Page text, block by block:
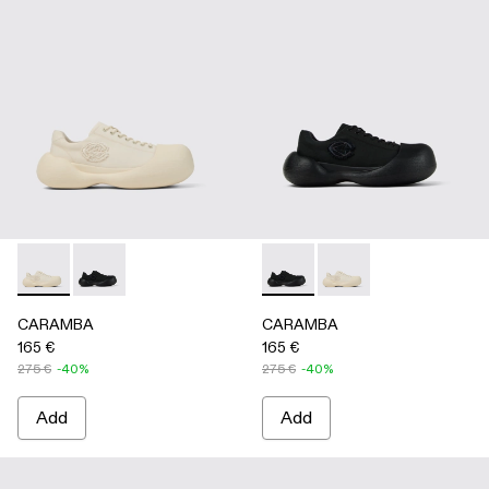
CARAMBA - A500051-002 - WHITE
CARAMBA - A500051-001 - BLACK
CARAMBA
165 €
275 € -40%
Add
CARAMBA - A500051-001 -
CARAMBA -
CARAMBA
165 €
275 € -40%
Add